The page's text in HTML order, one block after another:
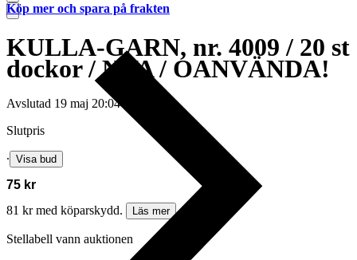
KULLA-GARN, nr. 4009 / 20 st
dockor / NYA / OANVÄNDA!
Avslutad 19 maj 20:04
Slutpris
∙ Visa bud
75 kr
81 kr med köparskydd.
Läs mer
Stellabell vann auktionen
Köp mer och spara på frakten